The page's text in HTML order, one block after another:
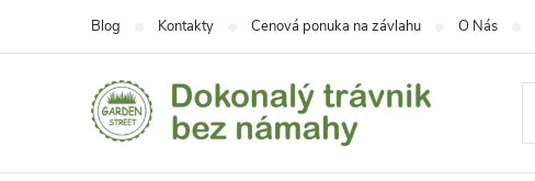
Blog Kontakty Cenová ponuka na závlahu O Nás